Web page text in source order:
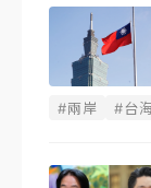
#兩岸 #台